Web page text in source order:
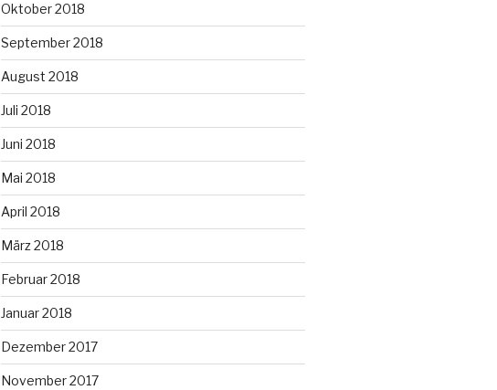
Oktober 2018
September 2018
August 2018
Juli 2018
Juni 2018
Mai 2018
April 2018
März 2018
Februar 2018
Januar 2018
Dezember 2017
November 2017